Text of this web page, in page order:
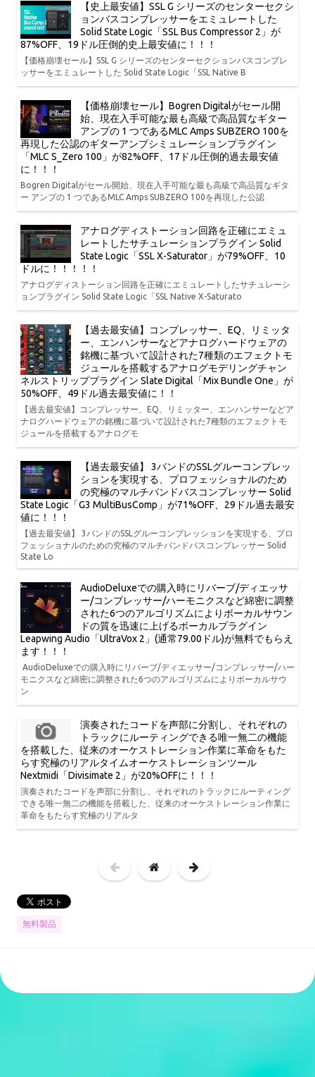
【史上最安値】SSL G シリーズのセンターセクシ
ョンバスコンプレッサーをエミュレートした
Solid State Logic「SSL Bus Compressor 2」が
87%OFF、19ドル圧倒的史上最安値に！！！
【価格崩壊セール】SSL G シリーズのセンターセクションバスコンプレ
ッサーをエミュレートした Solid State Logic「SSL Native B
【価格崩壊セール】Bogren Digitalがセール開
始、現在入手可能な最も高級で高品質なギター
アンプの 1 つであるMLC Amps SUBZERO 100を
再現した公認のギターアンプシミュレーションプラグイン
「MLC S_Zero 100」が82%OFF、17ドル圧倒的過去最安値
に！！！
Bogren Digitalがセール開始、現在入手可能な最も高級で高品質なギタ
ー アンプの 1 つであるMLC Amps SUBZERO 100を再現した公認
アナログディストーション回路を正確にエミュ
レートしたサチュレーションプラグイン Solid
State Logic「SSL X-Saturator」が79%OFF、10
ドルに！！！！！
アナログディストーション回路を正確にエミュレートしたサチュレーシ
ョンプラグイン Solid State Logic「SSL Native X-Saturato
【過去最安値】コンプレッサー、EQ、リミッタ
ー、エンハンサーなどアナログハードウェアの
銘機に基づいて設計された7種類のエフェクトモ
ジュールを搭載するアナログモデリングチャン
ネルストリッププラグイン Slate Digital「Mix Bundle One」が
50%OFF、49ドル過去最安値に！！
【過去最安値】コンプレッサー、EQ、リミッター、エンハンサーなどア
ナログハードウェアの銘機に基づいて設計された7種類のエフェクトモ
ジュールを搭載するアナログモ
【過去最安値】 3バンドのSSLグルーコンプレッ
ションを実現する、プロフェッショナルのため
の究極のマルチバンドバスコンプレッサー Solid
State Logic「G3 MultiBusComp」が71%OFF、29ドル過去最安
値に！！！
【過去最安値】 3バンドのSSLグルーコンプレッションを実現する、プロ
フェッショナルのための究極のマルチバンドバスコンプレッサー Solid
State Lo
AudioDeluxeでの購入時にリバーブ/ディエッサ
ー/コンプレッサー/ハーモニクスなど綿密に調整
された6つのアルゴリズムによりボーカルサウン
ドの質を迅速に上げるボーカルプラグイン
Leapwing Audio「UltraVox 2」(通常79.00ドル)が無料でもらえ
ます！！！
AudioDeluxeでの購入時にリバーブ/ディエッサー/コンプレッサー/ハー
モニクスなど綿密に調整された6つのアルゴリズムによりボーカルサウ
ン
演奏されたコードを声部に分割し、それぞれの
トラックにルーティングできる唯一無二の機能
を搭載した、従来のオーケストレーション作業に革命をもた
らす究極のリアルタイムオーケストレーションツール
Nextmidi「Divisimate 2」が20%OFFに！！！
演奏されたコードを声部に分割し、それぞれのトラックにルーティング
できる唯一無二の機能を搭載した、従来のオーケストレーション作業に
革命をもたらす究極のリアルタ
無料製品